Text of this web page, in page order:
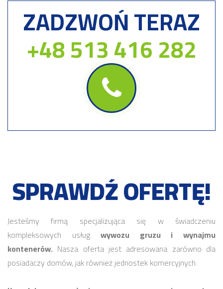
ZADZWOŃ TERAZ
+48 513 416 282
SPRAWDŹ OFERTĘ!
Jesteśmy firmą specjalizująca się w świadczeniu
kompleksowych usługwywozu gruzu i wynajmu
kontenerów. Nasza oferta jest adresowana zarówno dla
posiadaczy domów, jak również jednostek komercyjnych.